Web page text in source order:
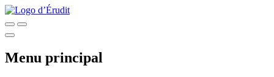
Menu principal